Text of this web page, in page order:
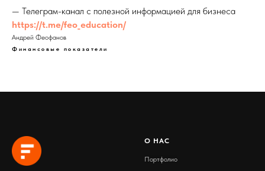
— Телеграм-канал с полезной информацией для бизнеса
https://t.me/feo_education/
Андрей Феофанов
Финансовые показатели
О НАС
Портфолио